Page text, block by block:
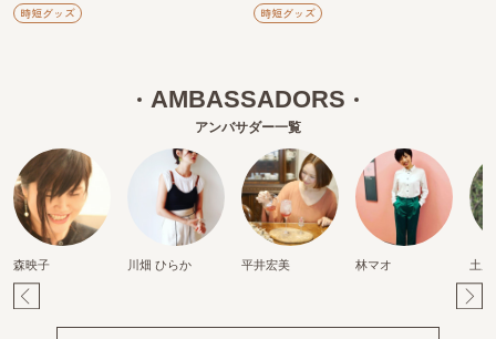
時短グッズ
時短グッズ
AMBASSADORS
アンバサダー一覧
森映子 川畑 ひらか 平井宏美 林マオ 土